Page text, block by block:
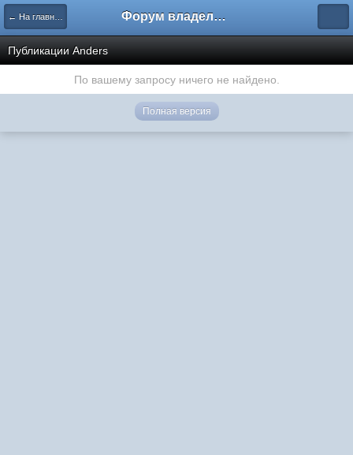
← На главную Форум владельцев интернет-магазинов
Публикации Anders
По вашему запросу ничего не найдено.
Полная версия